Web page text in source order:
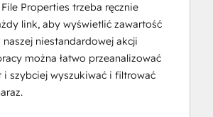
typy plików
Properties trzeba ręcznie
link, aby wyświetlić zawartość
naszej niestandardowej akcji
można łatwo przeanalizować
i szybciej wyszukiwać i filtrować